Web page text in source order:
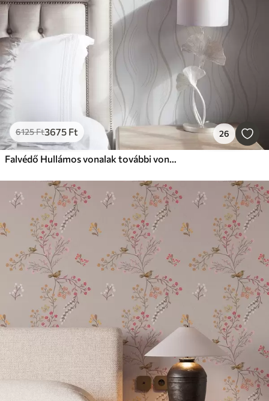
6125Ft3675 Ft 26
Falvédő Hullámos vonalak további vonásokkal modern stílusban